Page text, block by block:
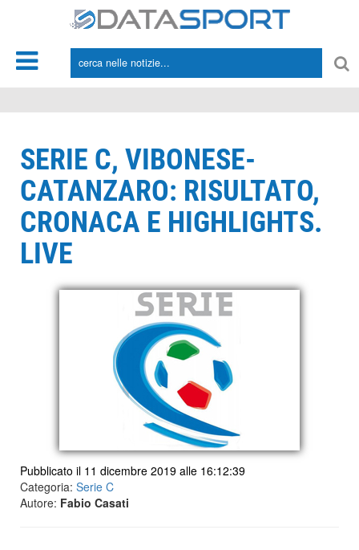
SERIE C, VIBONESE-
CATANZARO: RISULTATO,
CRONACA E HIGHLIGHTS.
LIVE
Pubblicato il 11 dicembre 2019 alle 16:12:39
Categoria: Serie C
Autore: Fabio Casati